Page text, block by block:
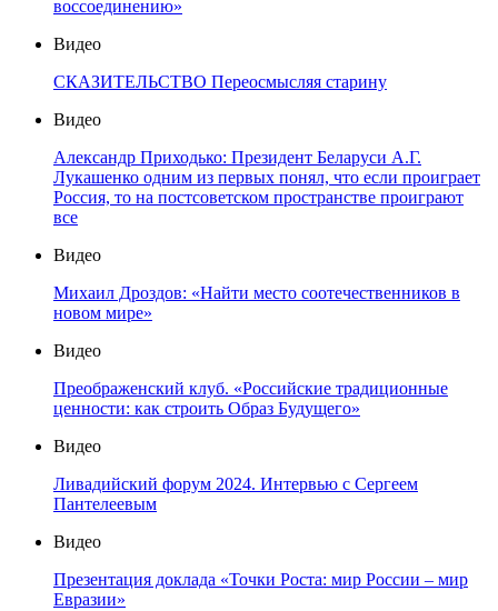
воссоединению»
Видео
СКАЗИТЕЛЬСТВО Переосмысляя старину
Видео
Александр Приходько: Президент Беларуси А.Г.
Лукашенко одним из первых понял, что если проиграет
Россия, то на постсоветском пространстве проиграют
все
Видео
Михаил Дроздов: «Найти место соотечественников в
новом мире»
Видео
Преображенский клуб. «Российские традиционные
ценности: как строить Образ Будущего»
Видео
Ливадийский форум 2024. Интервью с Сергеем
Пантелеевым
Видео
Презентация доклада «Точки Роста: мир России – мир
Евразии»